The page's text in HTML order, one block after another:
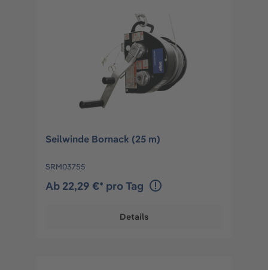
Seilwinde Bornack (25 m)
SRM03755
Ab 22,29 €* pro Tag
Details